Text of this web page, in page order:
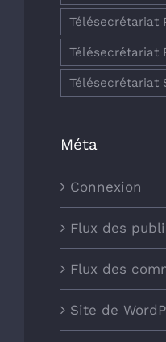
Télésecrétariat
Télésecrétariat
Télésecrétariat
Méta
Connexion
Flux des
Flux des
Site de